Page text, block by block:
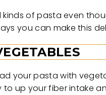
of pasta even
you can make this
your pasta with
up your fiber intake